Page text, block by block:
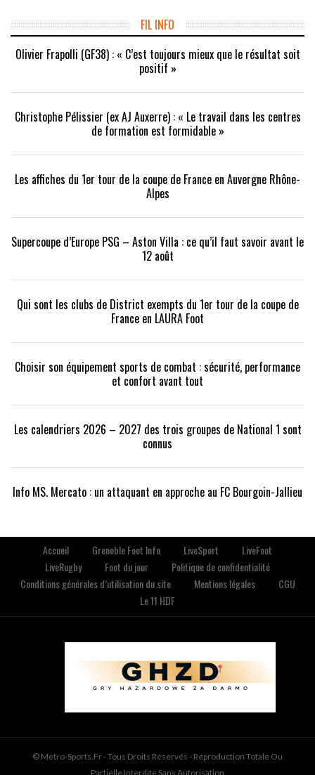
fenêtre)fenêtre)nouvelle
fenêtre)
FIL INFO
Olivier Frapolli (GF38) : « C’est toujours mieux que le résultat soit
positif »
Christophe Pélissier (ex AJ Auxerre) : « Le travail dans les centres
de formation est formidable »
Les affiches du 1er tour de la coupe de France en Auvergne Rhône-
Alpes
Supercoupe d’Europe PSG – Aston Villa : ce qu’il faut savoir avant le
12 août
Qui sont les clubs de District exempts du 1er tour de la coupe de
France en LAURA Foot
Choisir son équipement sports de combat : sécurité, performance
et confort avant tout
Les calendriers 2026 – 2027 des trois groupes de National 1 sont
connus
Info MS. Mercato : un attaquant en approche au FC Bourgoin-Jallieu
Accueil Grenoble Foot Info LiveSport
LiveFoot
LiveRugby
Foot du jour
Politique de confidentialité
Conditions générales d’utilisation du site
Mentions légales
CGU
Le 11 HDF
© Metro-Sports.fr - Tous Droits Réservés - Reproduction Totale Ou
Partielle Interdite Sans Autorisation